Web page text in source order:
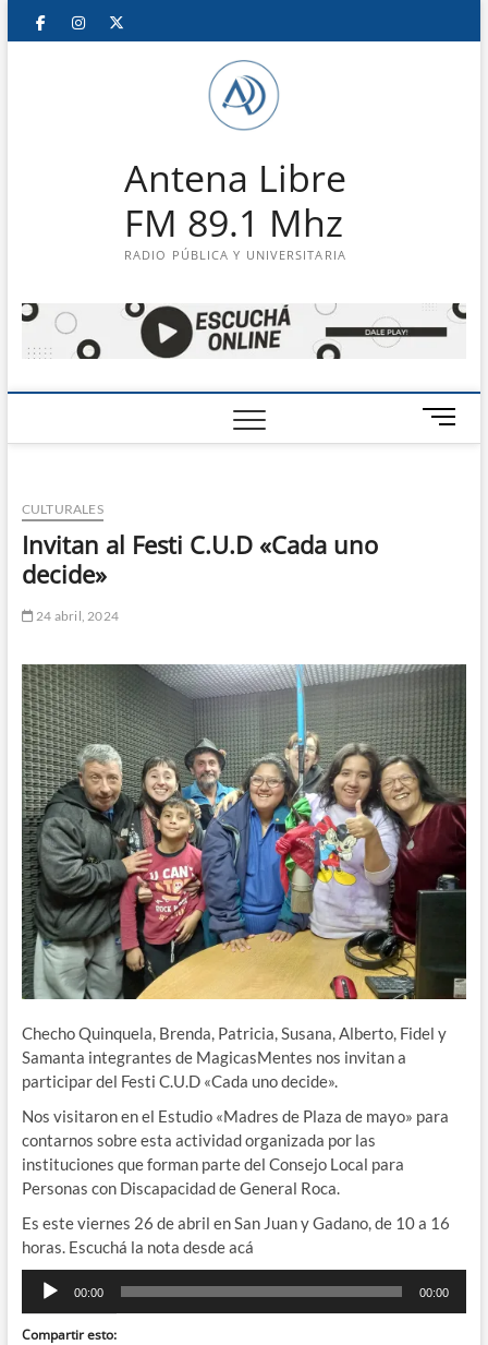
Saltar
FacebookInstagram
Antena Libre
FM 89.1 Mhz
RADIO PÚBLICA Y UNIVERSITARIA
B
o
CULTURALES
Invitan al Festi C.U.D «Cada uno
decide»
24 abril, 2024
Checho Quinquela, Brenda, Patricia, Susana, Alberto, Fidel y
Samanta integrantes de MagicasMentes nos invitan a
participar del Festi C.U.D «Cada uno decide».
Nos visitaron en el Estudio «Madres de Plaza de mayo» para
contarnos sobre esta actividad organizada por las
instituciones que forman parte del Consejo Local para
Personas con Discapacidad de General Roca.
Es este viernes 26 de abril en San Juan y Gadano, de 10 a 16
horas. Escuchá la nota desde acá
Reproductor
audio
00:00 00:00
Compartir esto: